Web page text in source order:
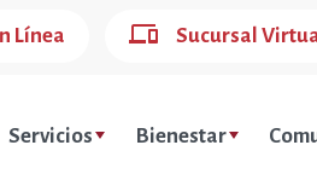
Línea devices Sucursal
Servicios Bienestar